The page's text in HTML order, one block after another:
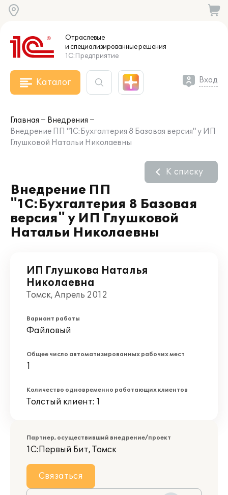
Отраслевые
и специализированныерешения
1С:Предприятие
Каталог Вход
Главная
Внедрения
Внедрение ПП "1С:Бухгалтерия 8 Базовая версия" у ИП
Глушковой Натальи Николаевны
Внедрение ПП
"1С:Бухгалтерия 8 Базовая
версия" у ИП Глушковой
Натальи Николаевны
К списку
ИП Глушкова Наталья
Николаевна
Томск, Апрель 2012
Вариант работы
Файловый
Общее число автоматизированных рабочих мест
1
Количество одновременно работающих клиентов
Толстый клиент: 1
Партнер, осуществивший внедрение/проект
1С:Первый Бит, Томск
Связаться